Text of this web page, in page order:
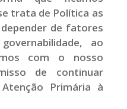
trata de Política as
de fatores
ao
com o nosso
de continuar
Primária à